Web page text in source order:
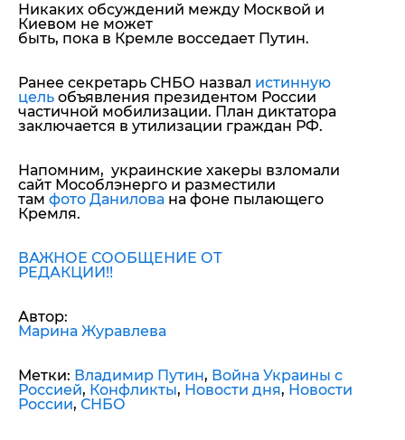
Никаких обсуждений между Москвой и
Киевом не может
быть, пока в Кремле восседает Путин.
Ранее секретарь СНБО назвал истинную
цель объявления президентом России
частичной мобилизации. План диктатора
заключается в утилизации граждан РФ.
Напомним, украинские хакеры взломали
сайт Мособлэнерго и разместили
там фото Данилова на фоне пылающего
Кремля.
ВАЖНОЕ СООБЩЕНИЕ ОТ
РЕДАКЦИИ!!
Автор:
Марина Журавлева
Метки: Владимир Путин, Война Украины с
Россией, Конфликты, Новости дня, Новости
России, СНБО